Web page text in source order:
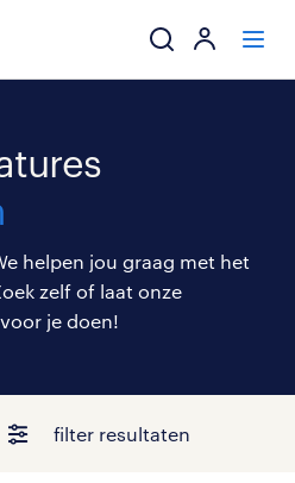
mijn carrière
over randstad
helpen jou graag met het
zelf of laat onze
je doen!
filter resultaten